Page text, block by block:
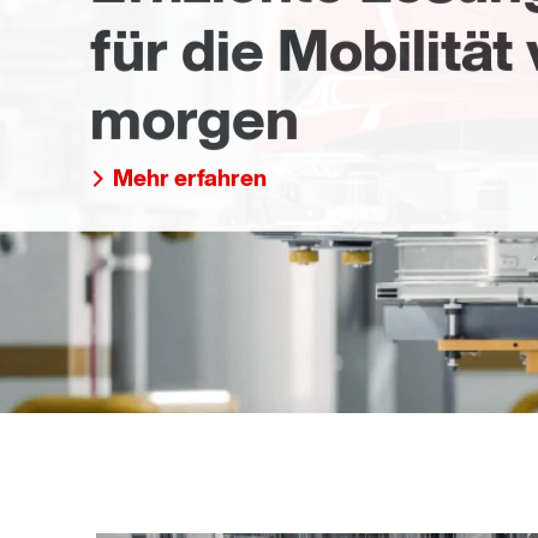
für die Mobilität
morgen
Mehr erfahren